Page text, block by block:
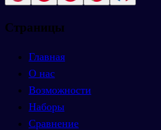
Страницы
Главная
О нас
Возможности
Наборы
Сравнение